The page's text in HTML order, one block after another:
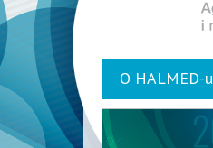
O HALMED-u